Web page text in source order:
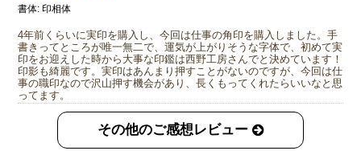
書体: 印相体
4年前くらいに実印を購入し、今回は仕事の角印を購入しました。手
書きってところが唯一無二で、運気が上がりそうな字体で、初めて実
印をお迎えした時から大事な印鑑は西野工房さんでと決めています！
印影も綺麗です。実印はあんまり押すことがないのですが、今回は仕
事の職印なので沢山押す機会があり、長くもってくれたらいいなと思
ってます。
その他のご感想レビュー